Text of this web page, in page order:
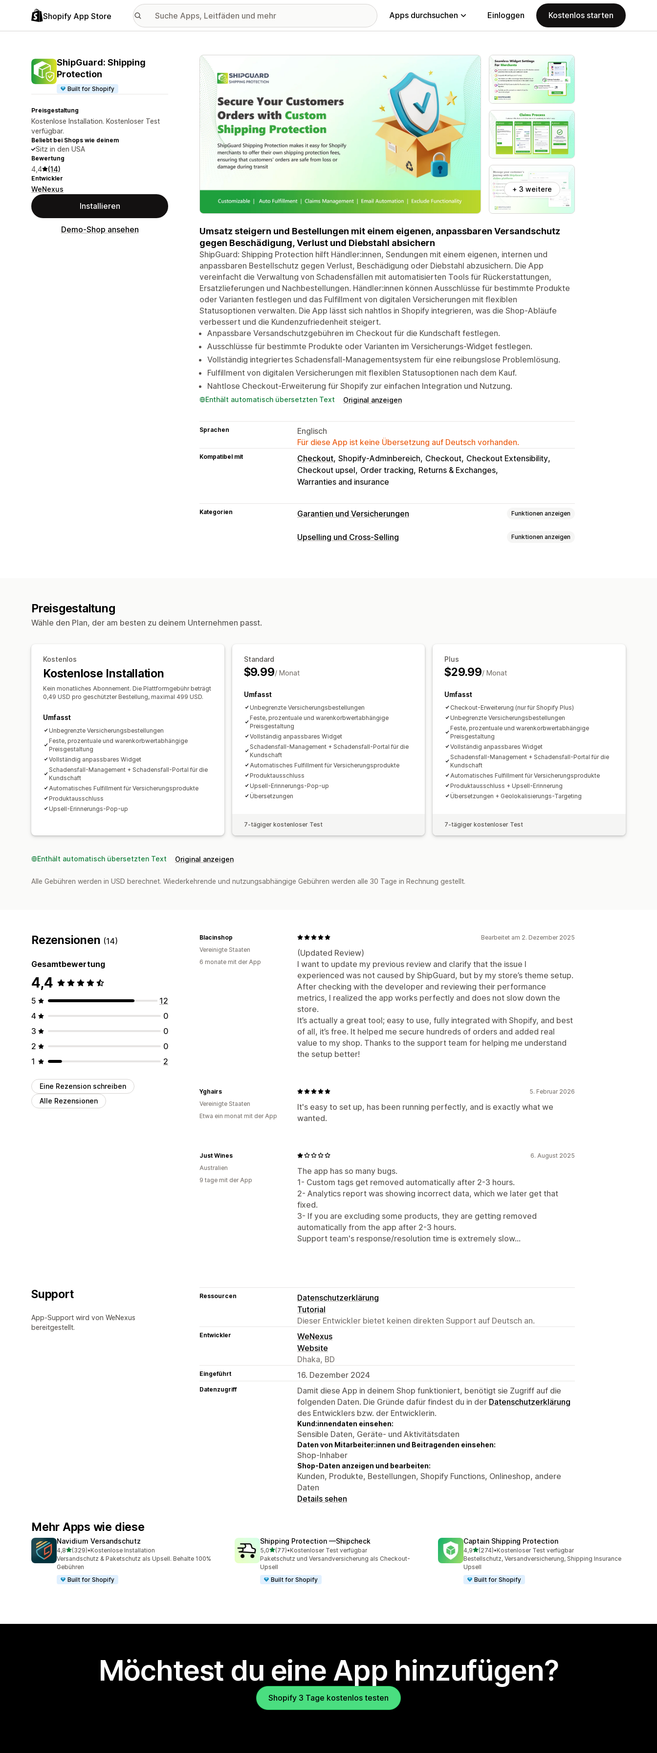
Shopify App Store Apps durchsuchen Einloggen Kostenlos starten
ShipGuard: Shipping
Protection
Built for Shopify
Preisgestaltung
Kostenlose Installation. Kostenloser Test
verfügbar.
Beliebt bei Shops wie deinem
Sitz in den USA
Bewertung
4,4 (14)
Entwickler
WeNexus
Installieren
Demo-Shop ansehen
Vorgestellte Bildergalerie
+ 3 weitere
Umsatz steigern und Bestellungen mit einem eigenen, anpassbaren Versandschutz
gegen Beschädigung, Verlust und Diebstahl absichern
ShipGuard: Shipping Protection hilft Händler:innen, Sendungen mit einem eigenen, internen und
anpassbaren Bestellschutz gegen Verlust, Beschädigung oder Diebstahl abzusichern. Die App
vereinfacht die Verwaltung von Schadensfällen mit automatisierten Tools für Rückerstattungen,
Ersatzlieferungen und Nachbestellungen. Händler:innen können Ausschlüsse für bestimmte Produkte
oder Varianten festlegen und das Fulfillment von digitalen Versicherungen mit flexiblen
Statusoptionen verwalten. Die App lässt sich nahtlos in Shopify integrieren, was die Shop-Abläufe
verbessert und die Kundenzufriedenheit steigert.
Anpassbare Versandschutzgebühren im Checkout für die Kundschaft festlegen.
Ausschlüsse für bestimmte Produkte oder Varianten im Versicherungs-Widget festlegen.
Vollständig integriertes Schadensfall-Managementsystem für eine reibungslose Problemlösung.
Fulfillment von digitalen Versicherungen mit flexiblen Statusoptionen nach dem Kauf.
Nahtlose Checkout-Erweiterung für Shopify zur einfachen Integration und Nutzung.
Enthält automatisch übersetzten Text Original anzeigen
Sprachen
Englisch
Für diese App ist keine Übersetzung auf Deutsch vorhanden.
Kompatibel mit Checkout Shopify-Adminbereich Checkout Checkout Extensibility
Checkout upsel Order tracking Returns & Exchanges
Warranties and insurance
Kategorien Garantien und Versicherungen Funktionen anzeigen
Deckungsart
Automatische Bearbeitung
Reklamationsportal Anfrageformular
Upselling und Cross-Selling Funktionen anzeigen
Empfehlungsleistung
Funnel-Leistung
Preisgestaltung
Wähle den Plan, der am besten zu deinem Unternehmen passt.
Kostenlos
Kostenlose Installation
Kein monatliches Abonnement. Die Plattformgebühr beträgt
0,49 USD pro geschützter Bestellung, maximal 499 USD.
Umfasst
Unbegrenzte Versicherungsbestellungen
Feste, prozentuale und warenkorbwertabhängige
Preisgestaltung
Vollständig anpassbares Widget
Schadensfall-Management + Schadensfall-Portal für die
Kundschaft
Automatisches Fulfillment für Versicherungsprodukte
Produktausschluss
Upsell-Erinnerungs-Pop-up
Standard
$9.99/ Monat
Umfasst
Unbegrenzte Versicherungsbestellungen
Feste, prozentuale und warenkorbwertabhängige
Preisgestaltung
Vollständig anpassbares Widget
Schadensfall-Management + Schadensfall-Portal für die
Kundschaft
Automatisches Fulfillment für Versicherungsprodukte
Produktausschluss
Upsell-Erinnerungs-Pop-up
Übersetzungen
7-tägiger kostenloser Test
Plus
$29.99/ Monat
Umfasst
Checkout-Erweiterung (nur für Shopify Plus)
Unbegrenzte Versicherungsbestellungen
Feste, prozentuale und warenkorbwertabhängige
Preisgestaltung
Vollständig anpassbares Widget
Schadensfall-Management + Schadensfall-Portal für die
Kundschaft
Automatisches Fulfillment für Versicherungsprodukte
Produktausschluss + Upsell-Erinnerung
Übersetzungen + Geolokalisierungs-Targeting
7-tägiger kostenloser Test
Enthält automatisch übersetzten Text Original anzeigen
Alle Gebühren werden in USD berechnet. Wiederkehrende und nutzungsabhängige Gebühren werden alle 30 Tage in Rechnung gestellt.
Rezensionen (14)
Gesamtbewertung
4,4
5
12
4
0
3
0
2
0
1
2
Eine Rezension schreiben
Alle Rezensionen
Bearbeitet am 2. Dezember 2025
(Updated Review)
I want to update my previous review and clarify that the issue I
experienced was not caused by ShipGuard, but by my store’s theme setup.
After checking with the developer and reviewing their performance
metrics, I realized the app works perfectly and does not slow down the
store.
It’s actually a great tool; easy to use, fully integrated with Shopify, and best
of all, it’s free. It helped me secure hundreds of orders and added real
value to my shop. Thanks to the support team for helping me understand
the setup better!
Blacinshop
Vereinigte Staaten
6 monate mit der App
5. Februar 2026
It's easy to set up, has been running perfectly, and is exactly what we
wanted.
Yghairs
Vereinigte Staaten
Etwa ein monat mit der App
6. August 2025
The app has so many bugs.
1- Custom tags get removed automatically after 2-3 hours.
2- Analytics report was showing incorrect data, which we later get that
fixed.
3- If you are excluding some products, they are getting removed
automatically from the app after 2-3 hours.
Support team's response/resolution time is extremely slow...
Just Wines
Australien
9 tage mit der App
Support
App-Support wird von WeNexus
bereitgestellt.
Ressourcen
Datenschutzerklärung
Tutorial
Dieser Entwickler bietet keinen direkten Support auf Deutsch an.
Entwickler
WeNexus
Website
Dhaka, BD
Eingeführt 16. Dezember 2024
Datenzugriff
Damit diese App in deinem Shop funktioniert, benötigt sie Zugriff auf die
folgenden Daten. Die Gründe dafür findest du in der Datenschutzerklärung
des Entwicklers bzw. der Entwicklerin.
Kund:innendaten einsehen:
Sensible Daten, Geräte- und Aktivitätsdaten
Daten von Mitarbeiter:innen und Beitragenden einsehen:
Shop-Inhaber
Shop-Daten anzeigen und bearbeiten:
Kunden, Produkte, Bestellungen, Shopify Functions, Onlineshop, andere
Daten
Details sehen
Mehr Apps wie diese
Navidium Versandschutz
4,8von 5 Sternen
(329)
329 Rezensionen insgesamt
•Kostenlose Installation
Versandschutz & Paketschutz als Upsell. Behalte 100%
Gebühren
Built for Shopify
Shipping Protection —Shipcheck
5,0von 5 Sternen
(77)
77 Rezensionen insgesamt
•Kostenloser Test verfügbar
Paketschutz und Versandversicherung als Checkout-
Upsell
Built for Shopify
Captain Shipping Protection
4,9von 5 Sternen
(274)
274 Rezensionen insgesamt
•Kostenloser Test verfügbar
Bestellschutz, Versandversicherung, Shipping Insurance
Upsell
Built for Shopify
Möchtest du eine App hinzufügen?
Shopify 3 Tage kostenlos testen